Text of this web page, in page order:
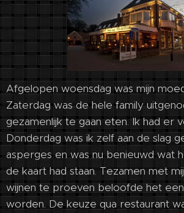
Afgelopen woensdag was mijn
Zaterdag was de hele family
gezamenlijk te gaan eten. Ik had er
Donderdag was ik zelf aan de slag
asperges en was nu benieuwd wat
de kaart had staan. Tezamen met
wijnen te proeven beloofde het
worden. De keuze qua restaurant